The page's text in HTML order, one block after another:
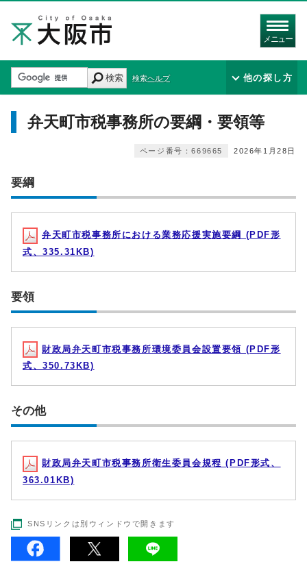
メニュー
検索 検索ヘルプ 他の探し方
弁天町市税事務所の要綱・要領等
2026年1月28日
ページ番号：669665
要綱
弁天町市税事務所における業務応援実施要綱 (PDF形
式、335.31KB)
要領
財政局弁天町市税事務所環境委員会設置要領 (PDF形
式、350.73KB)
その他
財政局弁天町市税事務所衛生委員会規程 (PDF形式、
363.01KB)
SNSリンクは別ウィンドウで開きます